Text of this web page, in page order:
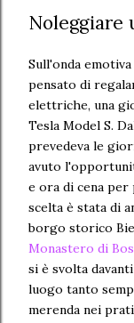
Noleggiare
Sull'onda
pensato di
elettriche, una
Tesla Model S.
prevedeva le
avuto
e ora di cena per
scelta è stata di
borgo storico
Monastero di
si è svolta
luogo tanto
merenda nei